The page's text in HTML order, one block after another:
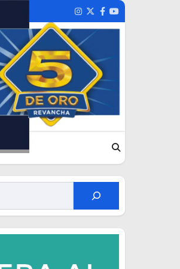
Instagram
TwitterFacebook
Youtube